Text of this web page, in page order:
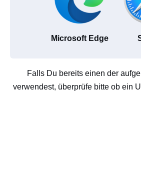
Microsoft Edge
Falls Du bereits einen der
verwendest, überprüfe bitte ob ein